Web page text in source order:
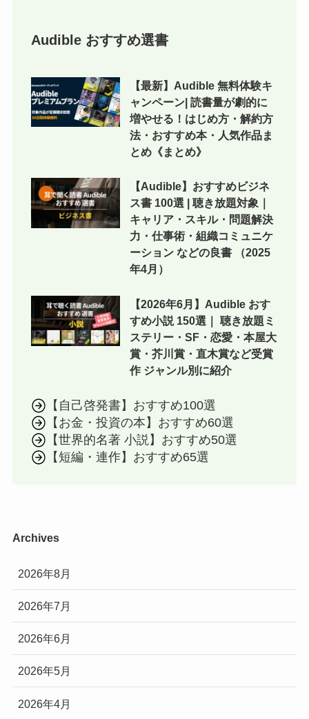
Audible おすすめ選書
【最新】Audible 無料体験キ
ャンペーン| 読書量が劇的に
増やせる！はじめ方・解約方
法・おすすめ本・人気作品ま
とめ《まとめ》
【Audible】おすすめビジネ
ス書 100選 | 聴き放題対象｜
キャリア・スキル・問題解決
力・仕事術・組織コミュニケ
ーション などの良書 （2025
年4月）
【2026年6月】Audible おす
すめ小説 150選｜ 聴き放題ミ
ステリー・SF・恋愛・本屋大
賞・芥川賞・直木賞など受賞
作 ジャンル別に紹介
【自己啓発書】おすすめ100選
【お金・投資の本】おすすめ60選
【世界的名著 小説】おすすめ50選
【短編・連作】おすすめ65選
Archives
2026年8月
2026年7月
2026年6月
2026年5月
2026年4月